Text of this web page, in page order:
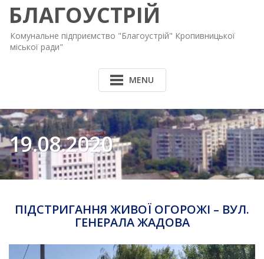
БЛАГОУСТРІЙ
Комунальне підприємство "Благоустрій" Кропивницької
міської ради"
MENU
19.08.2020
ПІДСТРИГАННЯ ЖИВОЇ ОГОРОЖІ – ВУЛ.
ГЕНЕРАЛА ЖАДОВА